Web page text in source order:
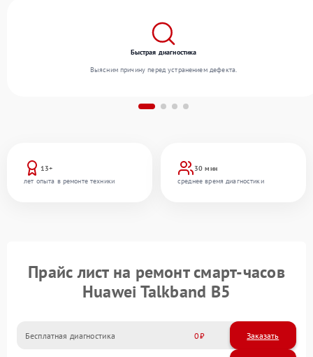
13+
лет опыта в ремонте техники
30 мин
среднее время диагностики
Быстрая диагностика
Выясним причину перед устранением дефекта.
Прайс лист на ремонт смарт-часов
Huawei Talkband B5
Бесплатная диагностика 0 Заказать